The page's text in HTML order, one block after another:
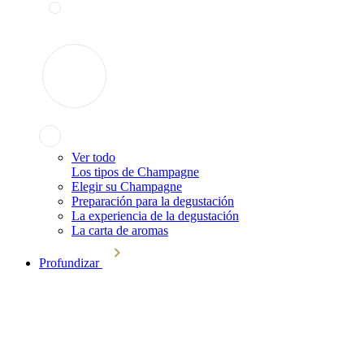
Ver todo
Los tipos de Champagne
Elegir su Champagne
Preparación para la degustación
La experiencia de la degustación
La carta de aromas
Profundizar